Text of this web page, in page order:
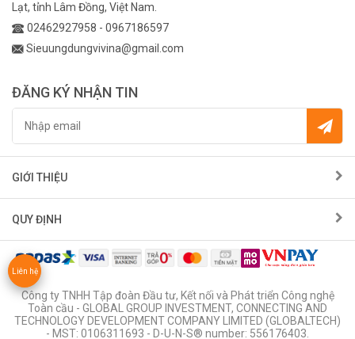
Lạt, tỉnh Lâm Đồng, Việt Nam.
02462927958 - 0967186597
Sieuungdungvivina@gmail.com
ĐĂNG KÝ NHẬN TIN
GIỚI THIỆU
QUY ĐỊNH
Công ty TNHH Tập đoàn Đầu tư, Kết nối và Phát triển Công nghệ
Toàn cầu - GLOBAL GROUP INVESTMENT, CONNECTING AND
TECHNOLOGY DEVELOPMENT COMPANY LIMITED (GLOBALTECH)
- MST: 0106311693 - D-U-N-S® number: 556176403.
Liên hệ